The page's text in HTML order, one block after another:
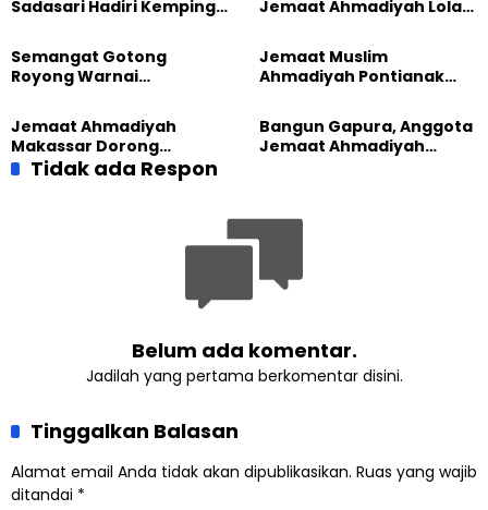
Sadasari Hadiri Kemping
Jemaat Ahmadiyah Lolak
Sembako kepada Warga
Semangat Gotong
Royong Warnai
Masjid di Jemaat
Ahmadiyah Sukapura
Jemaat Muslim
Ahmadiyah Pontianak
Jemaat Ahmadiyah
Makassar Dorong
Kesadaran Lingkungan
Lewat Edukasi Ekoteologi
Bangun Gapura, Anggota
Jemaat Ahmadiyah
Tidak ada Respon
Belum ada komentar.
Jadilah yang pertama berkomentar disini.
Tinggalkan Balasan
Alamat email Anda tidak akan dipublikasikan. Ruas yang wajib
ditandai *